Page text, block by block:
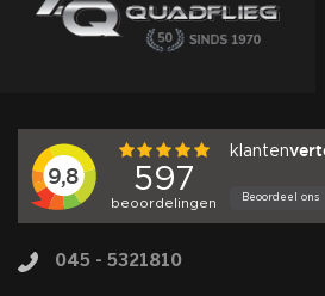
045 - 5321810